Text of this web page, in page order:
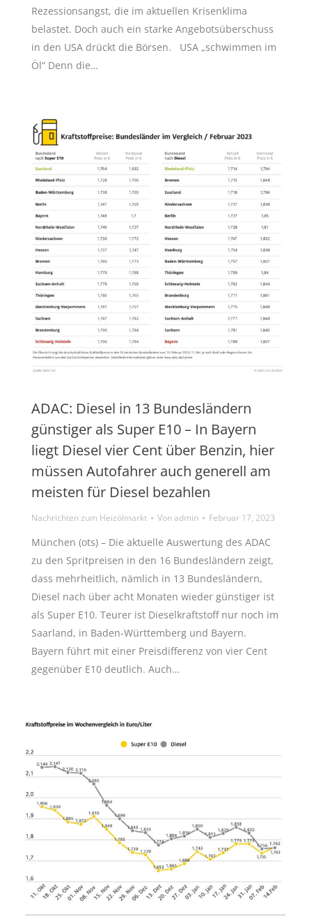
Rezessionsangst, die im aktuellen Krisenklima
belastet. Doch auch ein starke Angebotsüberschuss
in den USA drückt die Börsen. USA „schwimmen im
Öl“ Denn die…
ADAC: Diesel in 13 Bundesländern
günstiger als Super E10 – In Bayern
liegt Diesel vier Cent über Benzin, hier
müssen Autofahrer auch generell am
meisten für Diesel bezahlen
Nachrichten zum Heizölmarkt Vonadmin Februar 17, 2023
München (ots) – Die aktuelle Auswertung des ADAC
zu den Spritpreisen in den 16 Bundesländern zeigt,
dass mehrheitlich, nämlich in 13 Bundesländern,
Diesel nach über acht Monaten wieder günstiger ist
als Super E10. Teurer ist Dieselkraftstoff nur noch im
Saarland, in Baden-Württemberg und Bayern.
Bayern führt mit einer Preisdifferenz von vier Cent
gegenüber E10 deutlich. Auch…